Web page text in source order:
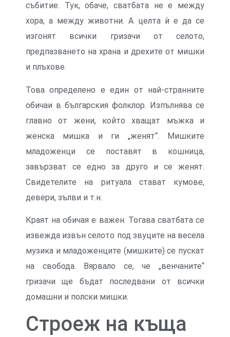
събитие. Тук, обаче, сватбата не е между
хора, а между животни. А целта ѝ е да се
изгонят всички гризачи от селото,
предпазването на храна и дрехите от мишки
и плъхове.
Това определено е един от най-странните
обичаи в българския фолклор. Изпълнява се
главно от жени, който хващат мъжка и
женска мишка и ги „женят“. Мишките
младоженци се поставят в кошница,
завързват се едно за друго и се женят.
Свидетелите на ритуала стават кумове,
девери, зълви и т.н.
Краят на обичая е важен. Тогава сватбата се
извежда извън селото под звуците на весела
музика и младоженците (мишките) се пускат
на свобода. Вярвало се, че „венчаните“
гризачи ще бъдат последвани от всички
домашни и полски мишки.
Строеж на къща